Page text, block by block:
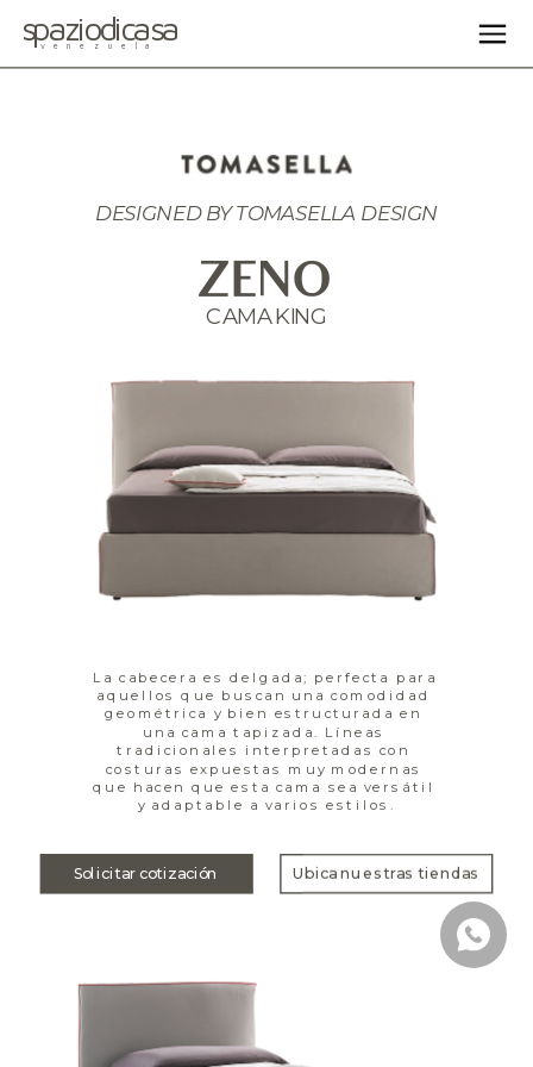
Ubica nuestras tiendas
Solicitar cotización
DESIGNED BY TOMASELLA DESIGN
ZENO
CAMA KING
La cabecera es delgada; perfecta para
aquellos que buscan una comodidad
geométrica y bien estructurada en
una cama tapizada. Líneas
tradicionales interpretadas con
costuras expuestas muy modernas
que hacen que esta cama sea versátil
y adaptable a varios estilos.
spaziodicasa
venezuela